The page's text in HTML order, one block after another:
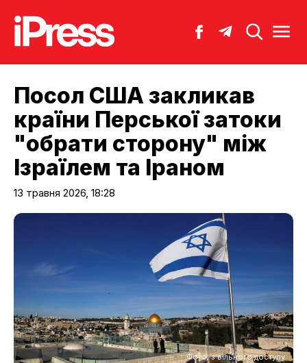
Посол США закликав
країни Перської затоки
"обрати сторону" між
Ізраїлем та Іраном
13 травня 2026, 18:28
Фото: з вільного доступу